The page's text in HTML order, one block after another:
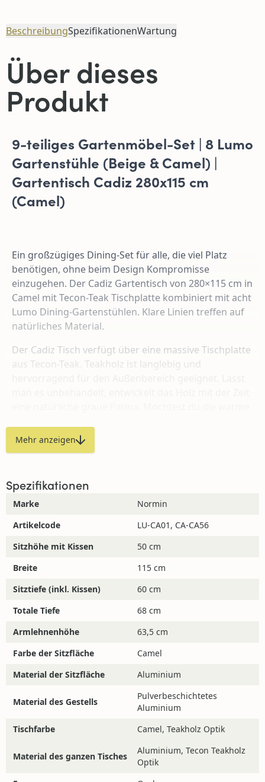
BeschreibungSpezifikationenWartung
Über dieses
Produkt
9-teiliges Gartenmöbel-Set | 8 Lumo
Gartenstühle (Beige & Camel) |
Gartentisch Cadiz 280x115 cm
(Camel)
Ein großzügiges Dining-Set für alle, die viel Platz
benötigen, ohne beim Design Kompromisse
einzugehen. Der Cadiz Gartentisch von 280×115 cm in
Camel mit Tecon-Teak Tischplatte kombiniert mit acht
Lumo Dining-Gartenstühlen. Klare Linien treffen auf
natürliches Material.
Der Cadiz Tisch verfügt über eine massive Tischplatte
aus Tecon-Teak. Teakholz ist langlebig und
Pflege. Mit einer Länge von 280 cm bietet der Tisch
ausreichend Platz für acht Personen sowie
Die Breite von 115 cm sorgt für Stabilität, ohne dass
der Tisch zu massiv wirkt.
modernen Charakter dieses Sets. Das
Aluminiumgestell in Camel ist leicht, rostfrei und
geometrisches Design mit harten Linien und geraden
Winkeln. Dadurch entsteht eine minimalistische
Tischplatte harmoniert. Die dicken Sitz- und
Rückenkissen in Beige erhöhen den Sitzkomfort und
Für eine lange Lebensdauer empfiehlt es sich, die
Kissen bei anhaltendem Regen trocken zu lagern.
Dieses Set verbindet modernes Design mit
hochwertigen Materialien. Robuste, pflegeleichte
Komponenten, eine warme Farbpalette und eine
ruhige Gesamtwirkung. Ideal für alle, die einen
großzügigen Essbereich im Garten mit Fokus auf
Form und Funktion schaffen möchten.
Mehr anzeigen
Spezifikationen
Marke
Normin
Artikelcode
LU-CA01, CA-CA56
Sitzhöhe mit Kissen
50 cm
Breite
115 cm
Sitztiefe (inkl. Kissen)
60 cm
Totale Tiefe
68 cm
Armlehnenhöhe
63,5 cm
Farbe der Sitzfläche
Camel
Material der Sitzfläche
Aluminium
Material des Gestells
Pulverbeschichtetes
Aluminium
Tischfarbe
Camel, Teakholz Optik
Material des ganzen Tisches
Aluminium, Tecon Teakholz
Optik